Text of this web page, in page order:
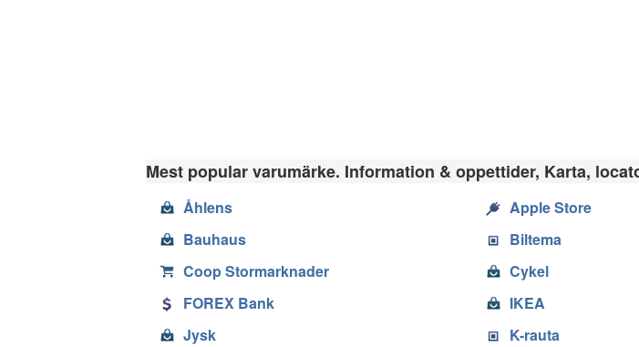
Mest popular varumärke. Information & oppettider, Karta,
Åhlens Apple Store
Bauhaus
Biltema
Coop Stormarknader
Cykel
FOREX Bank
IKEA
Jysk
K-rauta